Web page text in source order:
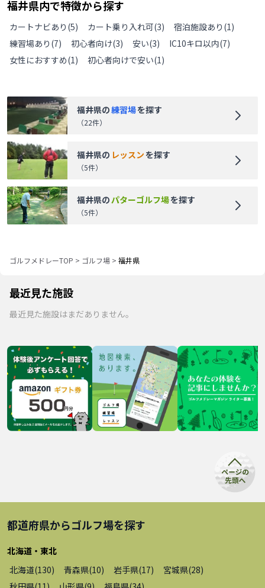
福井県内で特徴から探す
カートナビあり (5) カート乗り入れ可(3) 宿泊施設あり (1)
練習場あり (7) 初心者向け(3) 安い(3) IC10キロ以内(7)
女性におすすめ(1) 初心者向けで安い(1)
福井県の練習場を探す
（22件）
福井県の レッスンを探す
（5件）
福井県のパターゴルフ場を探す
（5件）
ゴルフメドレーTOP > ゴルフ場 > 福井県
最近見た施設
最近見た施設はまだありません。
都道府県からゴルフ場を探す
北海道・東北
北海道(130) 青森県(10) 岩手県(17) 宮城県(28)